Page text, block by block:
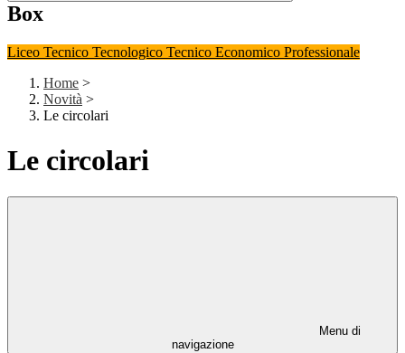
Box
Liceo Tecnico Tecnologico Tecnico Economico Professionale
Home >
Novità >
Le circolari
Le circolari
Menu di
navigazione